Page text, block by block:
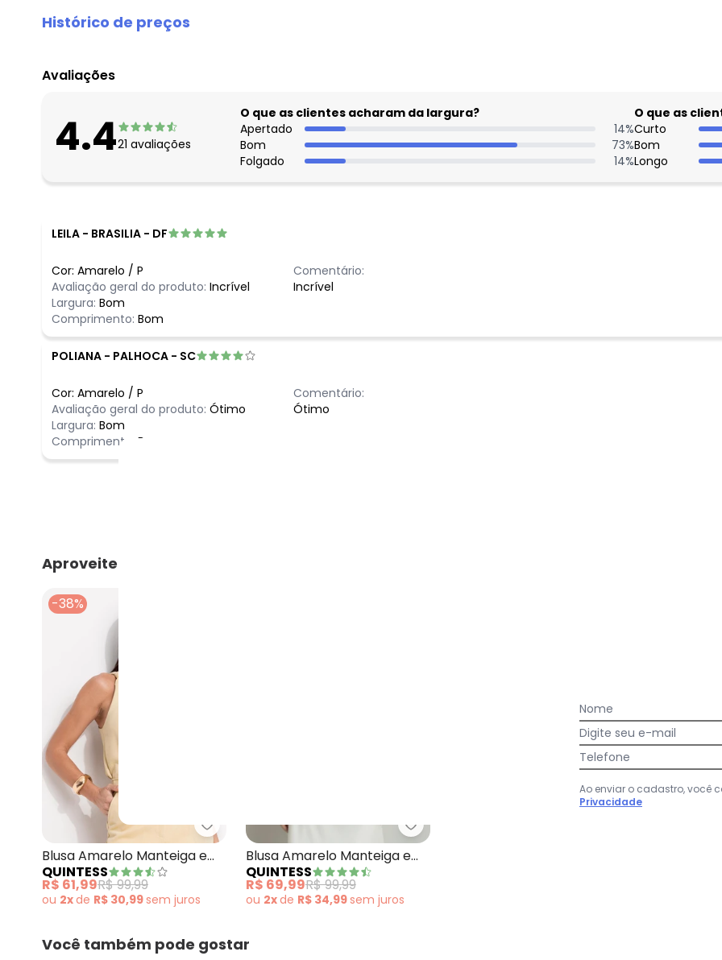
Histórico de preços
agosto/2026
maio/2026
abril/2026
fevereiro/2026
Avaliações
4.421 avaliações
O que as clientes acharam da largura?
Apertado
14%
Bom
73%
Folgado
14%
O que as
Curto
Bom
Longo
LEILA - BRASILIA - DF
Cor: Amarelo / P
Avaliação geral do produto: Incrível
Largura: Bom
Comprimento: Bom
Comentário:
Incrível
POLIANA - PALHOCA - SC
Cor: Amarelo / P
Avaliação geral do produto: Ótimo
Largura: Bom
Comprimento: Bom
Comentário:
Ótimo
Aproveite e compre junto
-38%
Quintess - Blusa Amarelo Manteiga em Malha Suede
Blusa Amarelo Manteiga em
Malha Suede
QUINTESS
R$ 61,99R$ 99,99
ou 2xde R$ 30,99sem juros
Quintess - Blusa Amarelo Manteiga em Crepe
Blusa Amarelo Manteiga em
Crepe Plano
QUINTESS
R$ 69,99R$ 99,99
ou 2xde R$ 34,99sem juros
Você também pode gostar
Nome
Digite seu e-mail
Telefone
Ao enviar o cadastro, você
Privacidade